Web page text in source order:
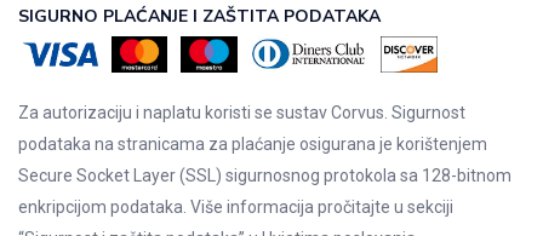
SIGURNO PLAĆANJE I ZAŠTITA PODATAKA
Za autorizaciju i naplatu koristi se sustav Corvus. Sigurnost
podataka na stranicama za plaćanje osigurana je korištenjem
Secure Socket Layer (SSL) sigurnosnog protokola sa 128-bitnom
enkripcijom podataka. Više informacija pročitajte u sekciji